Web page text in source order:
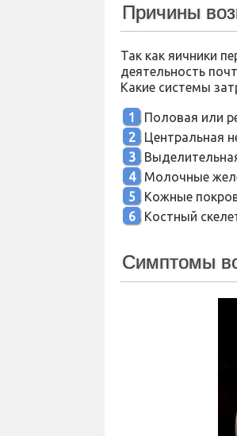
Причины
Так как яичники
деятельность
Какие системы
Половая или
Центральная
Молочные
Кожные
Костный
Симптомы